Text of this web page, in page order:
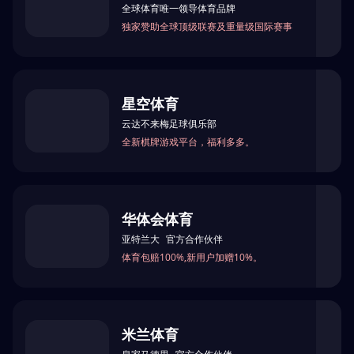
浏览器安全检查中...